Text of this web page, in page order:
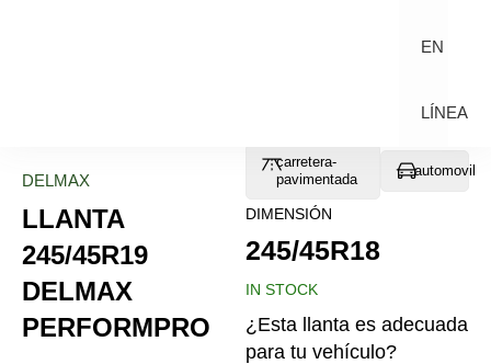
EN
LÍNEA
DELMAX
LLANTA
245/45R19
DELMAX
PERFORMPRO
carretera-
pavimentada
automovil
DIMENSIÓN
245/45R18
IN STOCK
¿Esta llanta es adecuada
para tu vehículo?